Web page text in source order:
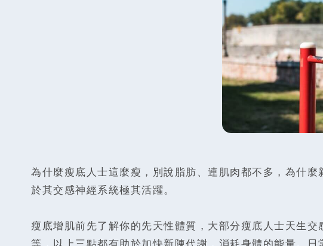
為什麼瘦底人士這麼瘦，別說脂肪、連肌肉都不多，為什
於其交感神經系統極其活躍。
瘦底增肌前先了解你的先天性體質，大部分瘦底人士天生
等，以上三點都有助於加快新陳代謝，消耗身體的能量。